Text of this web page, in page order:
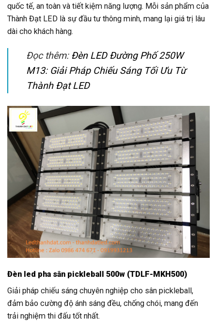
quốc tế, an toàn và tiết kiệm năng lượng. Mỗi sản phẩm của
Thành Đạt LED là sự đầu tư thông minh, mang lại giá trị lâu
dài cho khách hàng.
Đọc thêm: Đèn LED Đường Phố 250W
M13: Giải Pháp Chiếu Sáng Tối Ưu Từ
Thành Đạt LED
Đèn led pha sân pickleball 500w (TDLF-MKH500)
Giải pháp chiếu sáng chuyên nghiệp cho sân pickleball,
đảm bảo cường độ ánh sáng đều, chống chói, mang đến
trải nghiệm thi đấu tốt nhất.